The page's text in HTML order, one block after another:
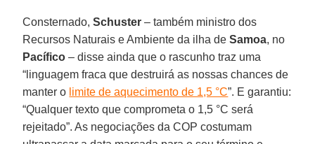
Consternado,Schuster – também ministro dos
Recursos Naturais e Ambiente da ilha deSamoa, no
Pacífico – disse ainda que o rascunho traz uma
“linguagem fraca que destruirá as nossas chances de
manter o limite de aquecimento de 1,5 °C”. E garantiu:
“Qualquer texto que comprometa o 1,5 °C será
rejeitado”. As negociações da COP costumam